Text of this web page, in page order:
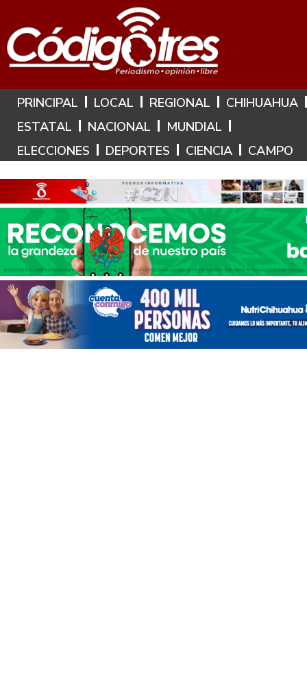
Hoy es: 7 de Agosto de 2026
PRINCIPAL LOCAL REGIONAL
CHIHUAHUA
ESTATAL
NACIONAL
MUNDIAL
ELECCIONES
DEPORTES CIENCIA CAMPO